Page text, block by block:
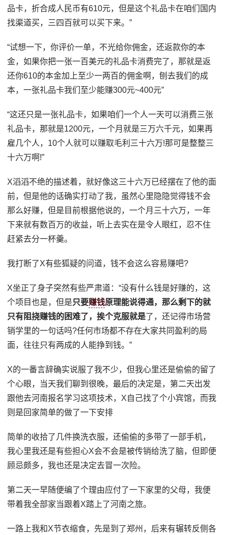
品卡，折合成人民币有610元，但是这个礼品卡在咱们国内
找渠道买，三四百就可以买下来。”
“试想一下，你评价一单，不光给你佣金，还返款你的本
金，如果你把一张一百美元的礼品卡消费完了，那就是返
还你610的本金加上至少一两百的佣金啊，刨去我们的成
本，一张礼品卡我们至少能赚300元~400元”
“这还只是一张礼品卡，如果咱们一个人一天可以消费三张
礼品卡，那就是1200元，一个月就是三万六千元，如果再
雇几个人，10个人就可以赚取毛利三十六万!那可是整整三
十六万啊!”
X滔滔不绝的描述着，就好像这三十六万已经摆在了他的面
前，但是他的话确实打动了我，虽然心里隐隐觉得钱不会
那么好赚，但是目前根据他说的，一个月三十六万，一年
下来就有数百万的收益，听上去实在是令人眼红，忍不住
赶紧去分一杯羹。
我打断了X有些狐疑的问道，钱不会这么容易赚吧?
X坐正了身子突然有些严肃道：“没有什么钱是好赚的，这
个项目也是，但是只要赚钱原理能说得通，那么剩下的就
只有阻挠赚钱的困难了，挨个克服就是了，还记得市场营
销学里的一句话吗?任何市场都不存在大家共同盈利的局
面，往往只有两成的人能挣到钱。”
X的一番言辞确实说服了我不少，但我心里还是偷偷的留了
个心眼，当天我们聊到很晚，最后的决定是，第二天出发
跟他去河南报名学习这项技术，X自己找了个小宾馆，而我
则是回家简单的做了一下安排
简单的收拾了几件换洗衣服，还偷偷的多带了一部手机，
我心里我还是有些担心X会不会是被传销给洗了脑，但即便
顾忌颇多，我也还是决定去冒一次险。
第二天一早随便编了个理由应付了一下家里的父母，我便
带着我全部家当跟着X踏上了河南之旅。
一路上我和X节衣缩食，先是到了郑州，后来有辗转反侧各